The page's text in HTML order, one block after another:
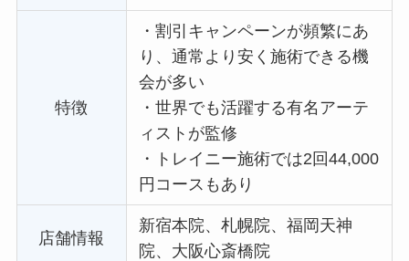
特徴
・割引キャンペーンが頻繁にあ
り、通常より安く施術できる機
会が多い
・世界でも活躍する有名アーテ
ィストが監修
・
トレイニー施術では2回44,000
円コースもあり
店舗情報
新宿本院、札幌院、福岡天神
院、大阪心斎橋院